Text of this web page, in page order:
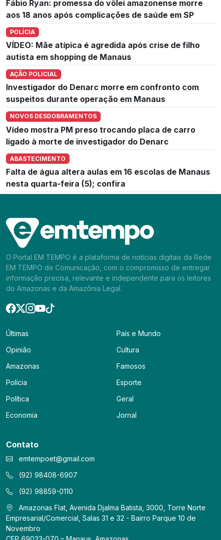
Fábio Ryan: promessa do vôlei amazonense morre
aos 18 anos após complicações de saúde em SP
POLÍCIA
VÍDEO: Mãe atípica é agredida após crise de filho
autista em shopping de Manaus
AÇÃO POLICIAL
Investigador do Denarc morre em confronto com
suspeitos durante operação em Manaus
NOVOS DESDOBRAMENTOS
Vídeo mostra PM preso trocando placa de carro
ligado à morte de investigador do Denarc
ABASTECIMENTO
Falta de água altera aulas em 16 escolas de Manaus
nesta quarta-feira (5); confira
O Portal EM TEMPO é a plataforma de notícias digitais da Rede
EM TEMPO de Comunicação, com o compromisso de entregar
informação precisa, relevante e independente para os leitores
do Amazonas e da Amazônia Legal.
Últimas
Opinião
Amazonas
Polícia
Política
Economia
País e Mundo
Cultura
Famosos
Esporte
Geral
Jornal
Contato
emtempoet@gmail.com
(92) 98408-6907
(92) 98859-0110
Amazonas Flat, Avenida Djalma Batista, 3000, Torre Norte
Empresarial/Comercial, Salas 31 e 32 - Bairro Parque 10 de
Novembro